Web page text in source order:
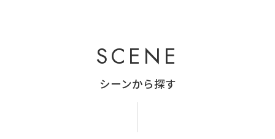
SCENE
シーンから探す